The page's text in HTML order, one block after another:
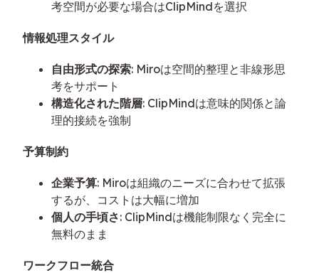
考空間が必要な場合はClipMindを選択
情報処理スタイル
自由形式の探索: Miroは空間的整理と非線形思
考をサポート
構造化された階層: ClipMindは意味的関係と論
理的接続を強制
予算制約
企業予算: Miroは組織のニーズに合わせて拡張
するが、コストは大幅に増加
個人の手頃さ: ClipMindは機能制限なく完全に
無料のまま
ワークフロー統合